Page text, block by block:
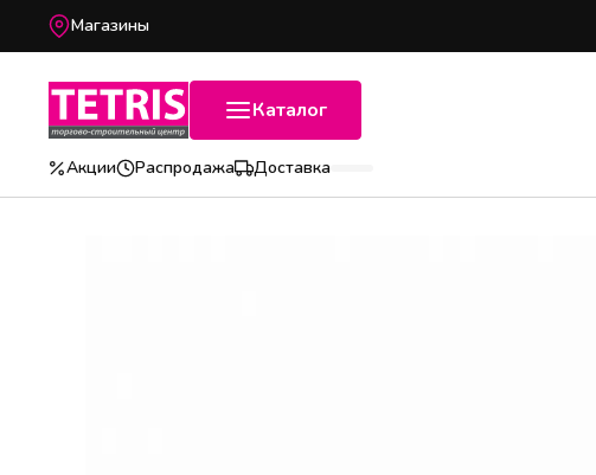
Магазины
Каталог
Акции
Распродажа Доставка